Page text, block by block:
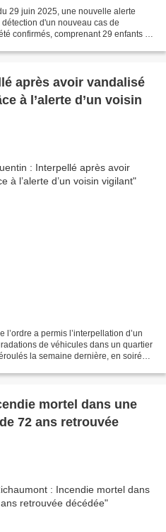
29 juin 2025, une nouvelle alerte
d'un nouveau cas de
confirmés, comprenant 29 enfants et
après avoir vandalisé
à l’alerte d’un voisin
a permis l’interpellation d’un
de véhicules dans un quartier
la semaine dernière, en soirée,
mortel dans une
72 ans retrouvée